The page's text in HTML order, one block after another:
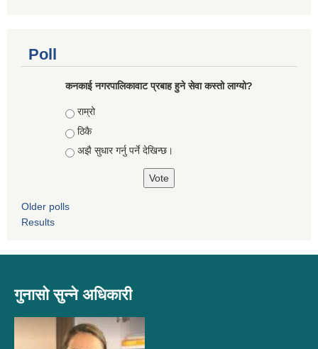
Poll
कनकाई नगरपालिकावाट प्रबाह हुने सेवा कस्तो लाग्यो?
Choices
राम्रो
ठिकै
अझै सुधार गर्नु पर्ने देखिन्छ।
Older polls
Results
गुनासो सुन्ने अधिकारी